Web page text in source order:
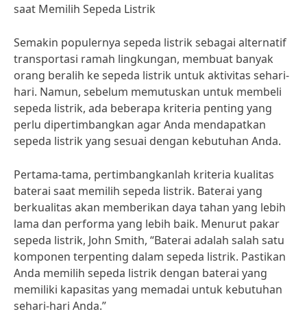
saat Memilih Sepeda Listrik
Semakin populernya sepeda listrik sebagai alternatif
transportasi ramah lingkungan, membuat banyak
orang beralih ke sepeda listrik untuk aktivitas sehari-
hari. Namun, sebelum memutuskan untuk membeli
sepeda listrik, ada beberapa kriteria penting yang
perlu dipertimbangkan agar Anda mendapatkan
sepeda listrik yang sesuai dengan kebutuhan Anda.
Pertama-tama, pertimbangkanlah kriteria kualitas
baterai saat memilih sepeda listrik. Baterai yang
berkualitas akan memberikan daya tahan yang lebih
lama dan performa yang lebih baik. Menurut pakar
sepeda listrik, John Smith, “Baterai adalah salah satu
komponen terpenting dalam sepeda listrik. Pastikan
Anda memilih sepeda listrik dengan baterai yang
memiliki kapasitas yang memadai untuk kebutuhan
sehari-hari Anda.”